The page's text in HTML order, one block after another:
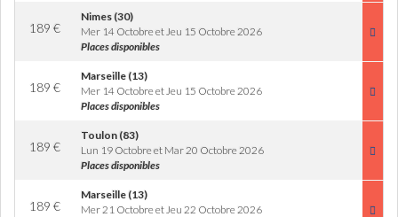
189 €
Nimes (30)
Mer 14 Octobre et Jeu 15 Octobre 2026
Places disponibles
189 €
Marseille (13)
Mer 14 Octobre et Jeu 15 Octobre 2026
Places disponibles
189 €
Toulon (83)
Lun 19 Octobre et Mar 20 Octobre 2026
Places disponibles
189 €
Marseille (13)
Mer 21 Octobre et Jeu 22 Octobre 2026